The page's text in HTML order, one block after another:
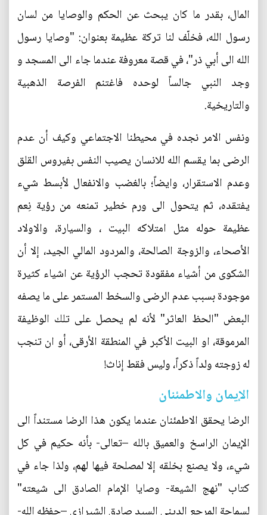
المال، بقدر ما كان يبحث عن الحكم والوصايا من لسان
رسول الله، فخلّف لنا تركة عظيمة بعنوان: "وصايا رسول
الله الى أبي ذر"، في قصة معروفة عندما جاء الى المسجد و
وجد النبي جالساً لوحده فاغتنم الفرصة الذهبية
والتاريخية.
ونفس الامر نجده في محيطنا الاجتماعي وكيف أن عدم
الرضى بما يقسم الله للانسان يصيب النفس بفيروس القلق
وعدم الاستقرار، وايضاً؛ بالغضب والانفعال لأبسط شيء
يفتقده، ثم يتحول الى ورم خطير تمنعه من رؤية نِعم
عظيمة حوله مثل امتلاكه البيت ، والسيارة، والاولاد
الأصحاء، والزوجة الصالحة، والمردود المالي الجيد، إلا أن
الشكوى من أشياء مفقودة تحجب الرؤية عن اشياء كثيرة
موجودة بسبب عدم الرضى والسخط المستمر على ما يصفه
البعض "الحظ العاثر" لأنه لم يحصل على تلك الوظيفة
المرموقة، او البيت الأكبر في المنطقة الأرقى، أو ان تنجب
له زوجته ولداً ذكراً، وليس فقط إناث!
الإيمان والاطمئنان
الرضا يحقق الاطمئنان عندما يكون هذا الرضا مستنداً الى
الإيمان الراسخ والعميق بالله –تعالى- بأنه حكيم في كل
شيء، ولا يصنع بخلقه إلا لمصلحة فيها لهم، ولذا جاء في
كتاب "نهج الشيعة- وصايا الإمام الصادق الى شيعته"